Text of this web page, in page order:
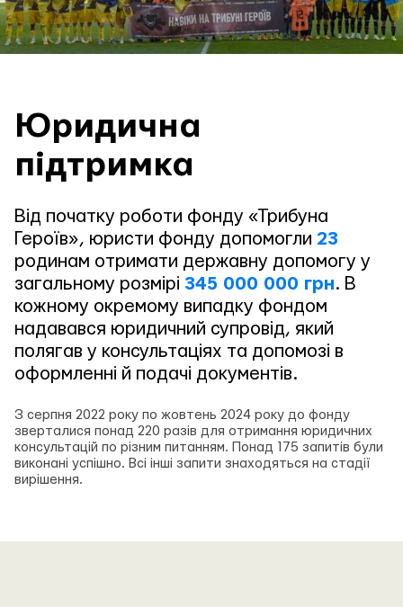
Юридична
підтримка
Від початку роботи фонду «Трибуна
Героїв», юристи фонду допомогли 23
родинам отримати державну допомогу у
загальному розмірі 345 000 000 грн. В
кожному окремому випадку фондом
надавався юридичний супровід, який
полягав у консультаціях та допомозі в
оформленні й подачі документів.
З серпня 2022 року по жовтень 2024 року до фонду
зверталися понад 220 разів для отримання юридичних
консультацій по різним питанням. Понад 175 запитів були
виконані успішно. Всі інші запити знаходяться на стадії
вирішення.